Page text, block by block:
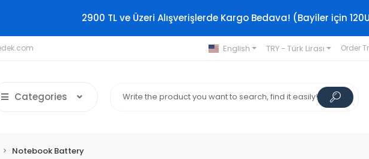
2900 TL ve Üzeri Alışverişlerde Kargo Bedava! (Bayiler için
English TRY - Türk Lirası Order
Categories
Notebook Battery